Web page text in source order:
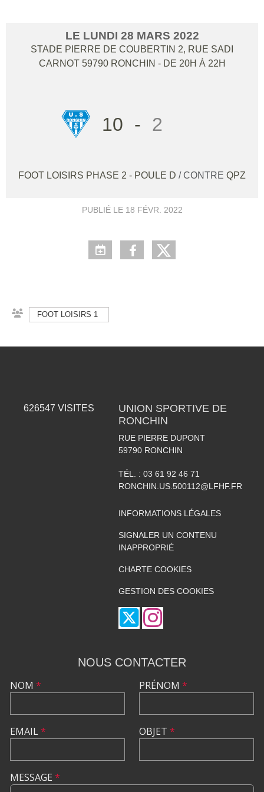
LE LUNDI 28 MARS 2022
STADE PIERRE DE COUBERTIN 2, RUE SADI
CARNOT 59790 RONCHIN - DE 20H À 22H
10 - 2
FOOT LOISIRS PHASE 2 - POULE D / CONTRE QPZ
PUBLIÉ LE 18 FÉVR. 2022
FOOT LOISIRS 1
626547 VISITES
UNION SPORTIVE DE
RONCHIN
RUE PIERRE DUPONT
59790 RONCHIN
TÉL. : 03 61 92 46 71
RONCHIN.US.500112@LFHF.FR
INFORMATIONS LÉGALES
SIGNALER UN CONTENU
INAPPROPRIÉ
CHARTE COOKIES
GESTION DES COOKIES
NOUS CONTACTER
NOM *
EMAIL*
PRÉNOM *
OBJET *
MESSAGE *